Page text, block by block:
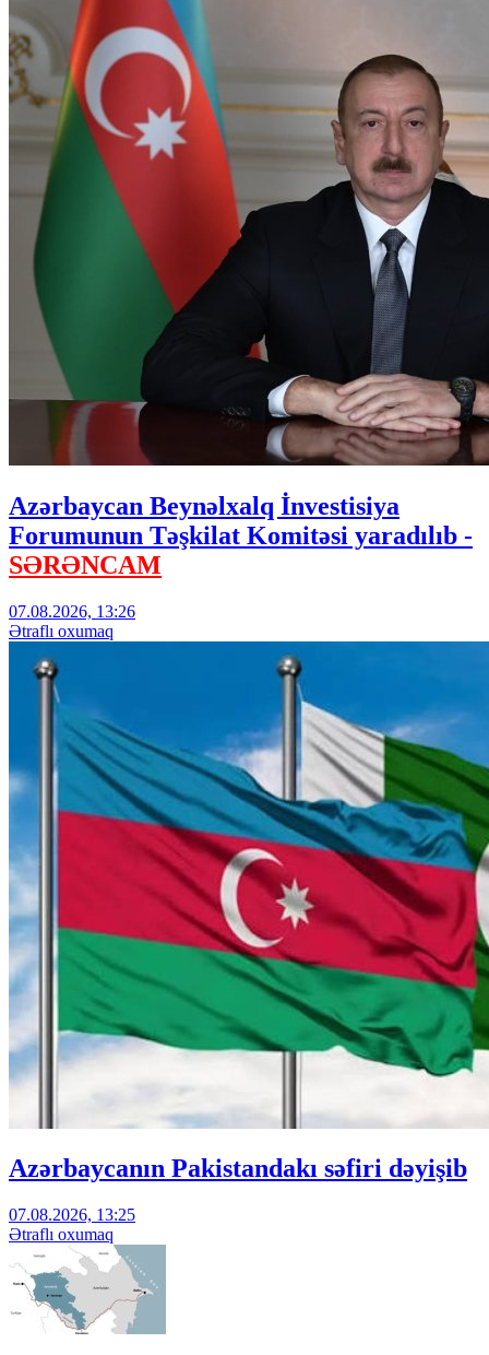
Azərbaycan Beynəlxalq İnvestisiya
Forumunun Təşkilat Komitəsi yaradılıb -
SƏRƏNCAM
07.08.2026, 13:26
Ətraflı oxumaq
Azərbaycanın Pakistandakı səfiri dəyişib
07.08.2026, 13:25
Ətraflı oxumaq